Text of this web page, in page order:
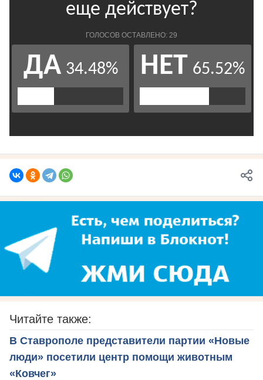
Читайте также:
В Ставрополе представители партии «Новые
люди» посетили центр помощи животным
«Ковчег»